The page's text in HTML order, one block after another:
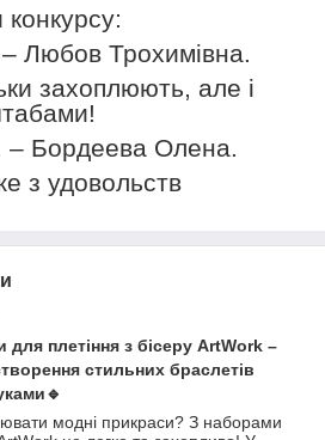
конкурсу:
Любов Трохимівна.
захоплюють, але і
– Бордеева Олена.
з удовольств
для плетіння з бісеру ArtWork –
стильних браслетів
модні прикраси? З наборами